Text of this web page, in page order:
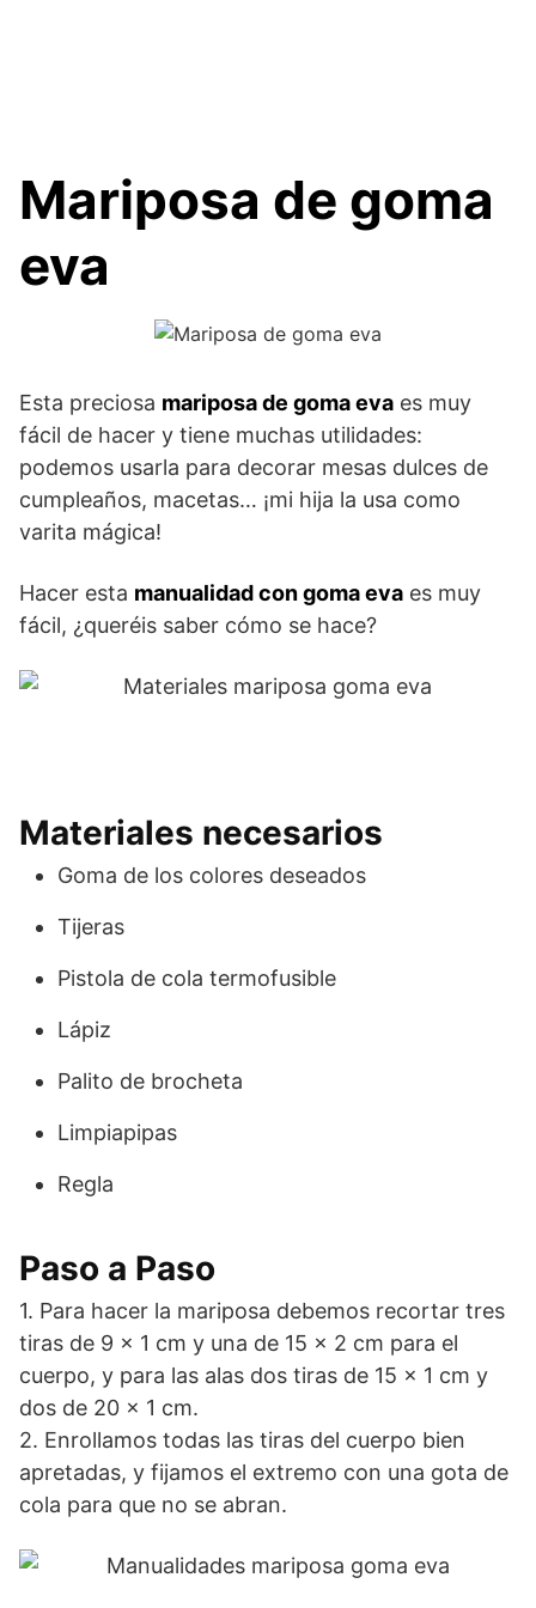
Mariposa de goma
eva
Esta preciosa mariposa de goma eva es muy
fácil de hacer y tiene muchas utilidades:
podemos usarla para decorar mesas dulces de
cumpleaños, macetas… ¡mi hija la usa como
varita mágica!
Hacer esta manualidad con goma eva es muy
fácil, ¿queréis saber cómo se hace?
Materiales necesarios
Goma de los colores deseados
Tijeras
Pistola de cola termofusible
Lápiz
Palito de brocheta
Limpiapipas
Regla
Paso a Paso
1. Para hacer la mariposa debemos recortar tres
tiras de 9 x 1 cm y una de 15 x 2 cm para el
cuerpo, y para las alas dos tiras de 15 x 1 cm y
dos de 20 x 1 cm.
2. Enrollamos todas las tiras del cuerpo bien
apretadas, y fijamos el extremo con una gota de
cola para que no se abran.